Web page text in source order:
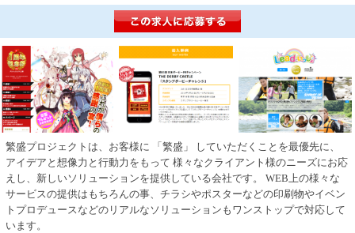
繁盛プロジェクトは、お客様に 「繁盛」 していただくことを最優先に、
アイデアと想像力と行動力をもって 様々なクライアント様のニーズにお応
えし、新しいソリューションを提供している会社です。 WEB上の様々な
サービスの提供はもちろんの事、チラシやポスターなどの印刷物やイベン
トプロデュースなどのリアルなソリューションもワンストップで対応して
います。